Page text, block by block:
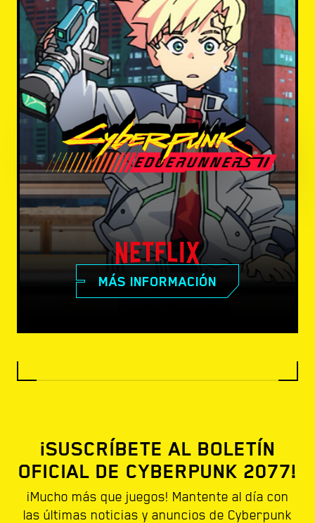
MÁS INFORMACIÓN
¡SUSCRÍBETE AL BOLETÍN
OFICIAL DE CYBERPUNK 2077!
¡Mucho más que juegos! Mantente al día con
las últimas noticias y anuncios de Cyberpunk